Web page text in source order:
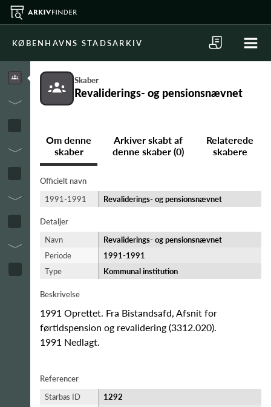
KØBENHAVNS STADSARKIV
Skaber
Revaliderings- og pensionsnævnet
Om denne
skaber
Arkiver skabt af
denne skaber (0)
Relaterede
skabere
Officielt navn
1991-1991
Revaliderings- og pensionsnævnet
Detaljer
Navn
Revaliderings- og pensionsnævnet
Periode
1991-​1991
Type
Kommunal institution
Beskrivelse
1991 Oprettet. Fra Bistandsafd, Afsnit for
førtidspension og revalidering (3312.020).
1991 Nedlagt.
Referencer
Starbas ID
1292